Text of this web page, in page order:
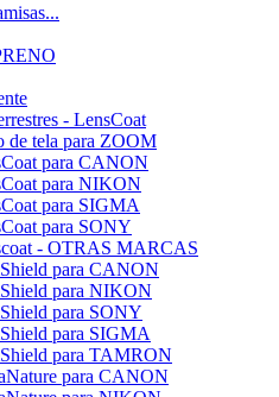
- LensCoat
de tela para ZOOM
para CANON
para NIKON
para SIGMA
para SONY
- OTRAS MARCAS
para CANON
para NIKON
para SONY
para SIGMA
para TAMRON
para CANON